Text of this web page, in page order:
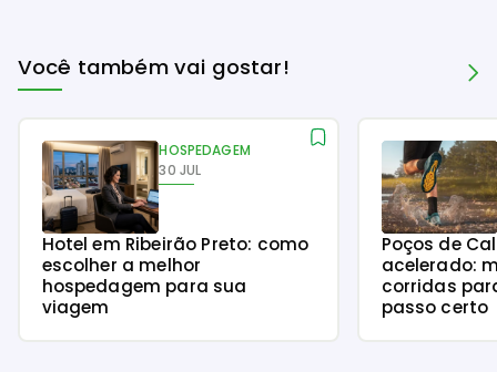
Você também vai gostar!
HOSPEDAGEM
30 JUL
Hotel em Ribeirão Preto: como
escolher a melhor
hospedagem para sua
viagem
Poços de
acelerado:
corridas
passo certo